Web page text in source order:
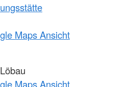
Maps Ansicht
Maps Ansicht